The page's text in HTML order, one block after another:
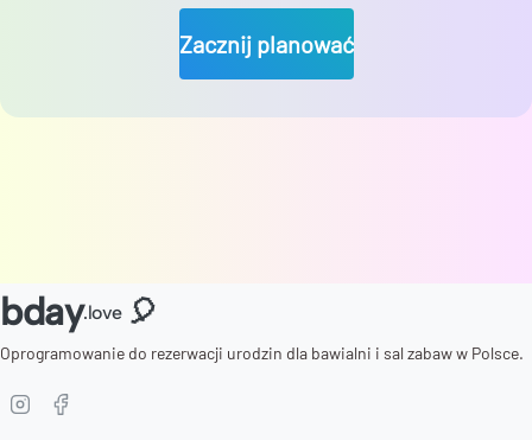
Zacznij planować
bday.love 🎈
Oprogramowanie do rezerwacji urodzin dla bawialni i sal zabaw w Polsce.